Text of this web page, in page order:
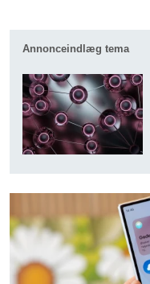
Annonceindlæg tema